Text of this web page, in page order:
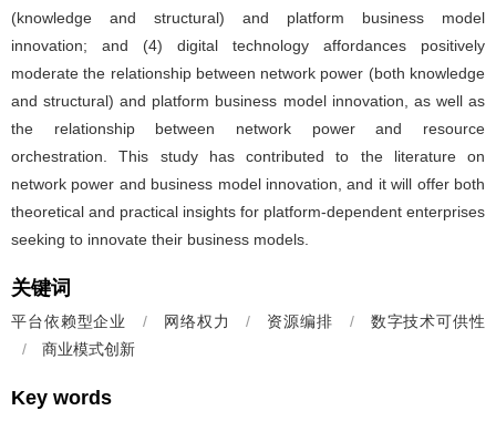
(knowledge and structural) and platform business model
innovation; and (4) digital technology affordances positively
moderate the relationship between network power (both knowledge
and structural) and platform business model innovation, as well as
the relationship between network power and resource
orchestration. This study has contributed to the literature on
network power and business model innovation, and it will offer both
theoretical and practical insights for platform-dependent enterprises
seeking to innovate their business models.
关键词
平台依赖型企业 / 网络权力 / 资源编排 /
数字技术可供性
/
商业模式创新
Key words